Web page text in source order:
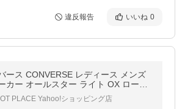
違反報告 いいね 0
ース CONVERSE レディース メンズ
カー オールスター ライト OX ローカ
量 軽い 疲れにくい 履きやすい シン
番PLACE Yahoo!ショッピング店